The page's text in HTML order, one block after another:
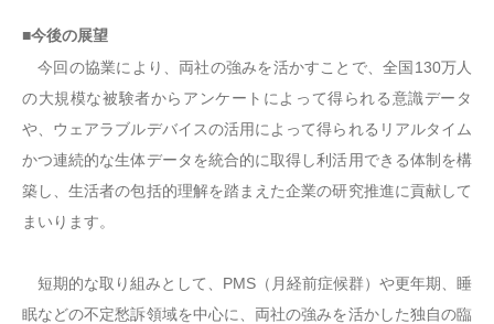
■今後の展望
今回の協業により、両社の強みを活かすことで、全国130万人
の大規模な被験者からアンケートによって得られる意識データ
や、ウェアラブルデバイスの活用によって得られるリアルタイム
かつ連続的な生体データを統合的に取得し利活用できる体制を構
築し、生活者の包括的理解を踏まえた企業の研究推進に貢献して
まいります。
短期的な取り組みとして、PMS（月経前症候群）や更年期、睡
眠などの不定愁訴領域を中心に、両社の強みを活かした独自の臨